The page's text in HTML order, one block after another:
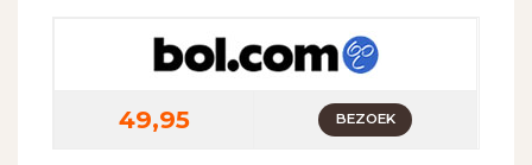
49,95 BEZOEK